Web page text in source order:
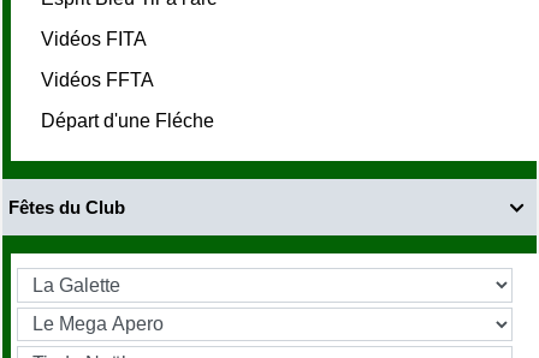
Vidéos FITA
Vidéos FFTA
Départ d'une Fléche

Fêtes du Club